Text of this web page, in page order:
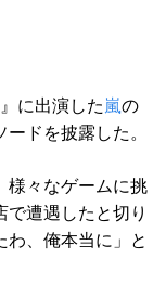
』に出演した 嵐の
ドを披露した。
様々なゲームに挑
で遭遇したと切り
わ、俺本当に」と